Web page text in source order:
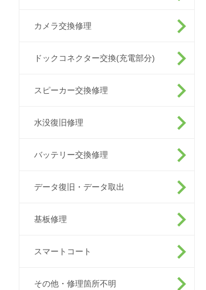
カメラ交換修理
ドックコネクター交換(充電部分)
スピーカー交換修理
水没復旧修理
バッテリー交換修理
データ復旧・データ取出
基板修理
スマートコート
その他・修理箇所不明